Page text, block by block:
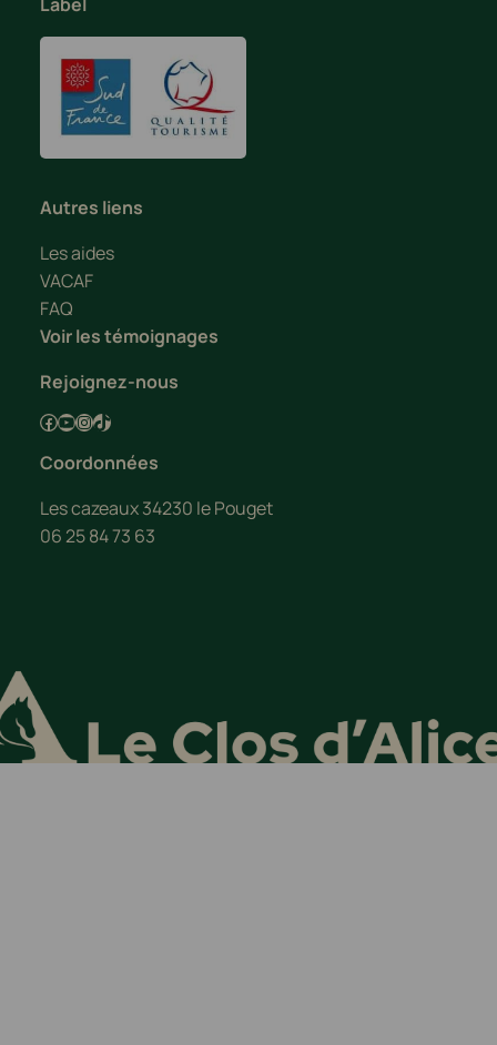
Autres liens
Les aides
VACAF
FAQ
Voir les témoignages
Rejoignez-nous
Facebook YouTube InstagramTikTok
Coordonnées
Les cazeaux 34230 le Pouget
06 25 84 73 63